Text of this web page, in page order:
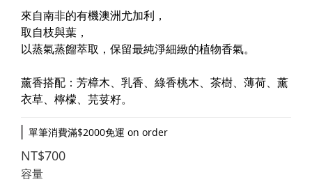
來自南非的有機澳洲尤加利，
取自枝與葉，
以蒸氣蒸餾萃取，保留最純淨細緻的植物香氣。
薰香搭配：芳樟木、乳香、綠香桃木、茶樹、薄荷、薰
衣草、檸檬、芫荽籽。
單筆消費滿$2000免運 on order
NT$700
容量